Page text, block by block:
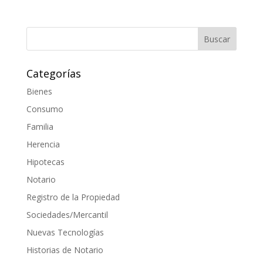
Categorías
Bienes
Consumo
Familia
Herencia
Hipotecas
Notario
Registro de la Propiedad
Sociedades/Mercantil
Nuevas Tecnologías
Historias de Notario